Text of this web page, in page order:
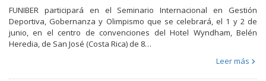
FUNIBER participará en el Seminario Internacional en Gestión
Deportiva, Gobernanza y Olimpismo que se celebrará, el 1 y 2 de
junio, en el centro de convenciones del Hotel Wyndham, Belén
Heredia, de San José (Costa Rica) de 8…
Leer más